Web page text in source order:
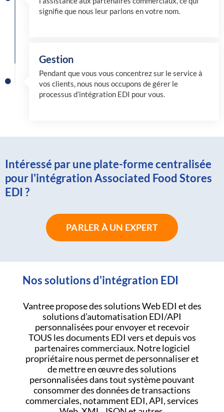
signifie que nous leur parlons en votre nom.
Gestion
Pendant que vous vous concentrez sur le service à
vos clients, nous nous occupons de gérer le
processus d’intégration EDI pour vous.
Intéressé par une plate-forme centralisée
pour l'intégration Associated Food Stores
EDI ?
PARLER À UN EXPERT
Nos solutions d'intégration EDI
Vantree propose des solutions Web EDI et des
solutions d’automatisation EDI/API
personnalisées pour envoyer et recevoir
TOUS les documents EDI vers et depuis vos
partenaires commerciaux. Notre logiciel
propriétaire nous permet de personnaliser et
de mettre en œuvre des solutions
personnalisées dans tout système pouvant
consommer des données de transactions
commerciales, notamment EDI, API, services